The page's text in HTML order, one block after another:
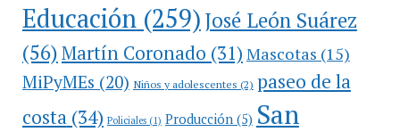
Educación(259)José León Suárez
(56)Martín Coronado (31) Mascotas (15)
MiPyMEs (20) Niños y adolescentes (2) paseo de la
costa(34) Policiales(1) Producción(5) San